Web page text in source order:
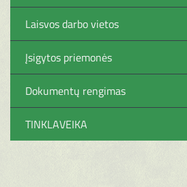
Laisvos darbo vietos
Įsigytos priemonės
Dokumentų rengimas
TINKLAVEIKA